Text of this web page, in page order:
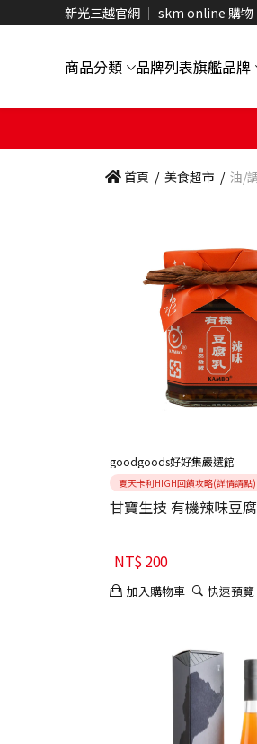
新光三越官網 skm online 購物
商品分類 品牌列表旗艦品牌
首頁 / 美食超市 / 油/
goodgoods好好集嚴選館
夏天卡利HIGH回饋攻略(詳情請點)
甘寶生技 有機辣味豆
NT$200
加入購物車 快速預覽